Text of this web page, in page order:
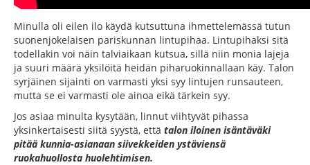
Minulla oli eilen ilo käydä kutsuttuna ihmettelemässä tutun
suonenjokelaisen pariskunnan lintupihaa. Lintupihaksi sitä
todellakin voi näin talviaikaan kutsua, sillä niin monia lajeja
ja suuri määrä yksilöitä heidän piharuokinnallaan käy. Talon
syrjäinen sijainti on varmasti yksi syy lintujen runsauteen,
mutta se ei varmasti ole ainoa eikä tärkein syy.
Jos asiaa minulta kysytään, linnut viihtyvät pihassa
yksinkertaisesti siitä syystä, että talon iloinen isäntäväki
pitää kunnia-asianaan siivekkeiden ystäviensä
ruokahuollosta huolehtimisen.